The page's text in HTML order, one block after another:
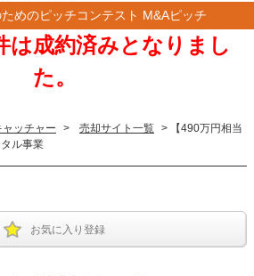
めのピッチコンテスト M&Aピッチ
は成約済みとなりまし
た。
ッチャー > 売却サイト一覧 > 【490万円相当
ル事業
お気に入り登録